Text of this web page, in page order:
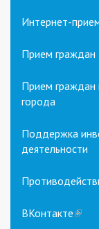
Интернет-
Прием граждан
Прием граждан
города
Поддержка
деятельности
ВКонтакте(link